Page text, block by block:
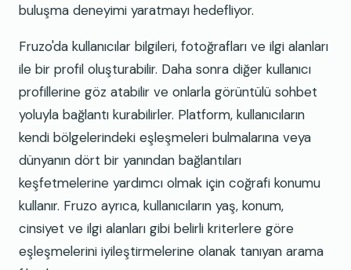
buluşma deneyimi yaratmayı hedefliyor.
Fruzo'da kullanıcılar bilgileri, fotoğrafları ve ilgi alanları
ile bir profil oluşturabilir. Daha sonra diğer kullanıcı
profillerine göz atabilir ve onlarla görüntülü sohbet
yoluyla bağlantı kurabilirler. Platform, kullanıcıların
kendi bölgelerindeki eşleşmeleri bulmalarına veya
dünyanın dört bir yanından bağlantıları
keşfetmelerine yardımcı olmak için coğrafi konumu
kullanır. Fruzo ayrıca, kullanıcıların yaş, konum,
cinsiyet ve ilgi alanları gibi belirli kriterlere göre
eşleşmelerini iyileştirmelerine olanak tanıyan arama